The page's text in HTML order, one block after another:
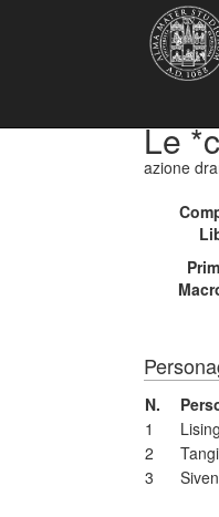
Le
azione
N.
1
2
3